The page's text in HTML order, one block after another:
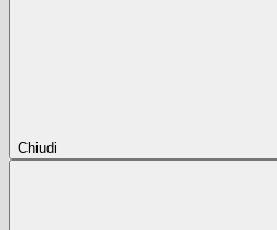
Chiudi